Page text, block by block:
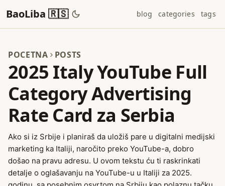
BaoLiba 🇷🇸 blog categories tags
POCETNA POSTS
2025 Italy YouTube Full
Category Advertising
Rate Card za Serbia
Ako si iz Srbije i planiraš da uložiš pare u digitalni medijski
marketing ka Italiji, naročito preko YouTube-a, dobro
došao na pravu adresu. U ovom tekstu ću ti raskrinkati
detalje o oglašavanju na YouTube-u u Italiji za 2025.